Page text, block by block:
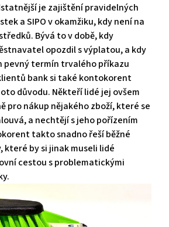
je zajištění pravidelných
a SIPO v okamžiku, kdy není na
Bývá to v době, kdy
opozdil s výplatou, a kdy
pevný termín trvalého příkazu
bank si také kontokorent
důvodu. Někteří lidé jej ovšem
pro nákup nějakého zboží, které se
a nechtějí s jeho pořízením
takto snadno řeší běžné
které by si jinak museli lidé
cestou s problematickými